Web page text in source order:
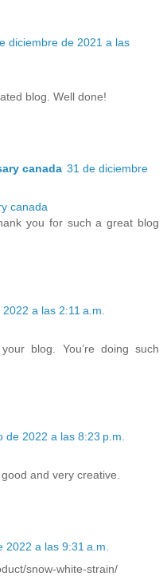
diciembre de 2021 a las
blog. Well done!
canada 31 de diciembre
canada
you for such a great blog
a las 2:11 a.m.
blog. You’re doing such
de 2022 a las 8:23 p.m.
and very creative.
2022 a las 9:31 a.m.
snow-white-strain/